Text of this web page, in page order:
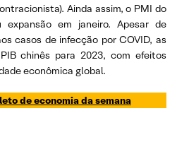
Ainda assim, o PMI do
em janeiro. Apesar de
casos de infecção por COVID, as
chinês para 2023, com efeitos
econômica global.
de economia da semana